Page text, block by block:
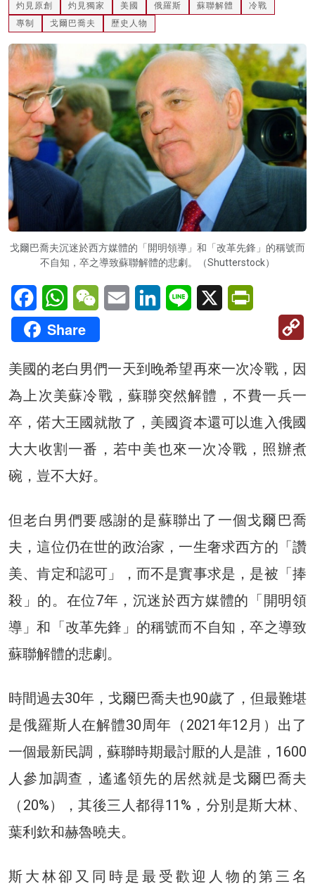
關於我們
灼見原創 灼見獨家 美國 俄羅斯 蘇聯解體
冷戰
專制
戈爾巴喬夫 歷史人物
戈爾巴喬夫沉迷於西方媒體的「開明領導」和「改革先鋒」的稱號而
不自知，卒之導致蘇聯解體的悲劇。（Shutterstock）
FacebookWhatsAppWeChatEmail LinkedInLine X
Share
美國的老白男們一天到晚希望再來一次冷戰，因
為上次美蘇冷戰，蘇聯突然解體，不費一兵一
卒，偌大王國就散了，美國資本還可以進入俄國
大大收割一番，若中美也來一次冷戰，照辦煮
碗，豈不大好。
但老白男們要感謝的是蘇聯出了一個戈爾巴喬
夫，這位仍在世的政治家，一生奢求西方的「讚
美、肯定和認可」，而不是實事求是，是被「捧
殺」的。在位7年，沉迷於西方媒體的「開明領
導」和「改革先鋒」的稱號而不自知，卒之導致
蘇聯解體的悲劇。
時間過去30年，戈爾巴喬夫也90歲了，但最難堪
是俄羅斯人在解體30周年（2021年12月）出了
一個最新民調，蘇聯時期最討厭的人是誰，1600
人參加調查，遙遙領先的居然就是戈爾巴喬夫
（20%），其後三人都得11%，分別是斯大林、
葉利欽和赫魯曉夫。
斯大林卻又同時是最受歡迎人物的第三名